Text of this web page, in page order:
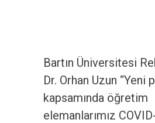
Bartın Üniversitesi
Dr. Orhan Uzun “Yeni
kapsamında öğretim
elemanlarımız